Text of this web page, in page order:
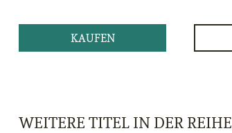
KAUFEN
WEITERE TITEL IN DER REIHE